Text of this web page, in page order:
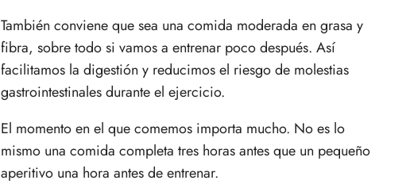
También conviene que sea una comida moderada en grasa y
fibra, sobre todo si vamos a entrenar poco después. Así
facilitamos la digestión y reducimos el riesgo de molestias
gastrointestinales durante el ejercicio.
El momento en el que comemos importa mucho. No es lo
mismo una comida completa tres horas antes que un pequeño
aperitivo una hora antes de entrenar.